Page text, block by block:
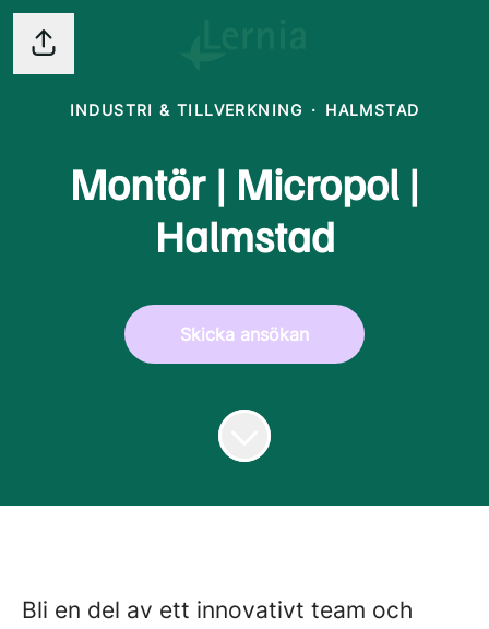
Dela sidan
INDUSTRI & TILLVERKNING · HALMSTAD
Montör | Micropol |
Halmstad
Skicka ansökan
Bli en del av ett innovativt team och